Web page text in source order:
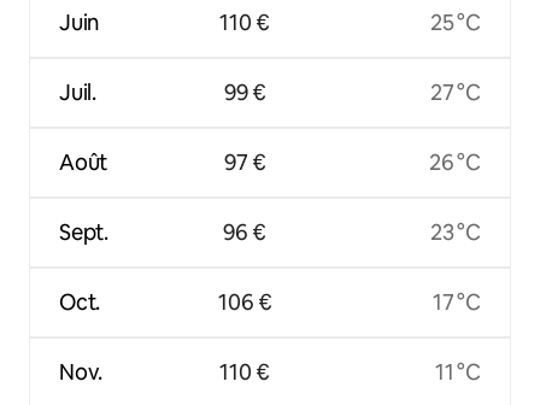
Juin
Juil.
Août
Sept.
Oct.
Nov.
110 €
99 €
97 €
96 €
106 €
110 €
25 °C
27 °C
26 °C
23 °C
17 °C
11 °C